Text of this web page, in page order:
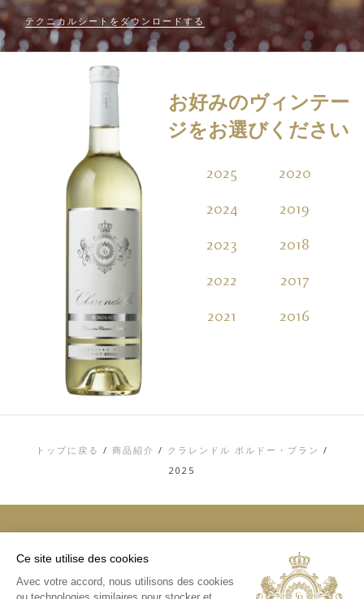
テクニカルシートをダウンロードする
お好みのヴィンテー
ジをお選びください
2025
2024
2023
2022
2021
2020
2019
2018
2017
2016
トップに戻る / 商品紹介 / クラレンドル ボルドー・ブラン /
2025
お問い合わせ
トップ
Ce site utilise des cookies
Avec votre accord, nous utilisons des cookies